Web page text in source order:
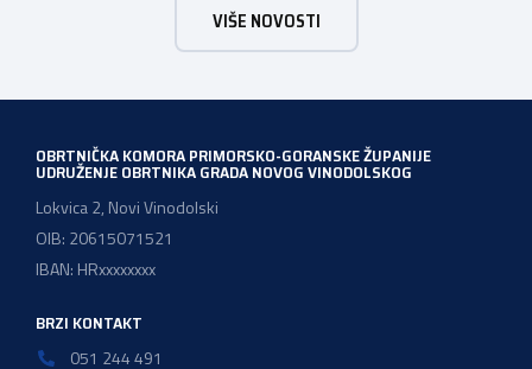
poslova nudi: U okviru Dana poslova, HZZ, Područna
služba Rijeka održati će prezentaciju o mjerama […]
VIŠE NOVOSTI
OBRTNIČKA KOMORA PRIMORSKO-GORANSKE ŽUPANIJE
UDRUŽENJE OBRTNIKA GRADA NOVOG VINODOLSKOG
Lokvica 2, Novi Vinodolski
OIB: 20615071521
IBAN: HRxxxxxxxx
BRZI KONTAKT
051 244 491